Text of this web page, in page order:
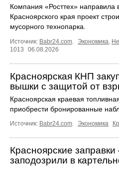
Компания «Росттех» направила
Красноярского края проект
мусорного технопарка.
Источник: Babr24.com Экономика
1013
06.08.2026
Красноярская КНП
вышки с защитой от
Красноярская краевая
приобрести бронированные
Источник: Babr24.com Экономика
Красноярские
заподозрили в